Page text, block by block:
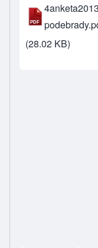
(28.02 KB)